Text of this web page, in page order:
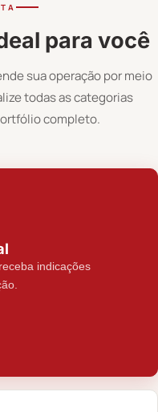
para você
sua operação por meio
todas as categorias
completo.
indicações